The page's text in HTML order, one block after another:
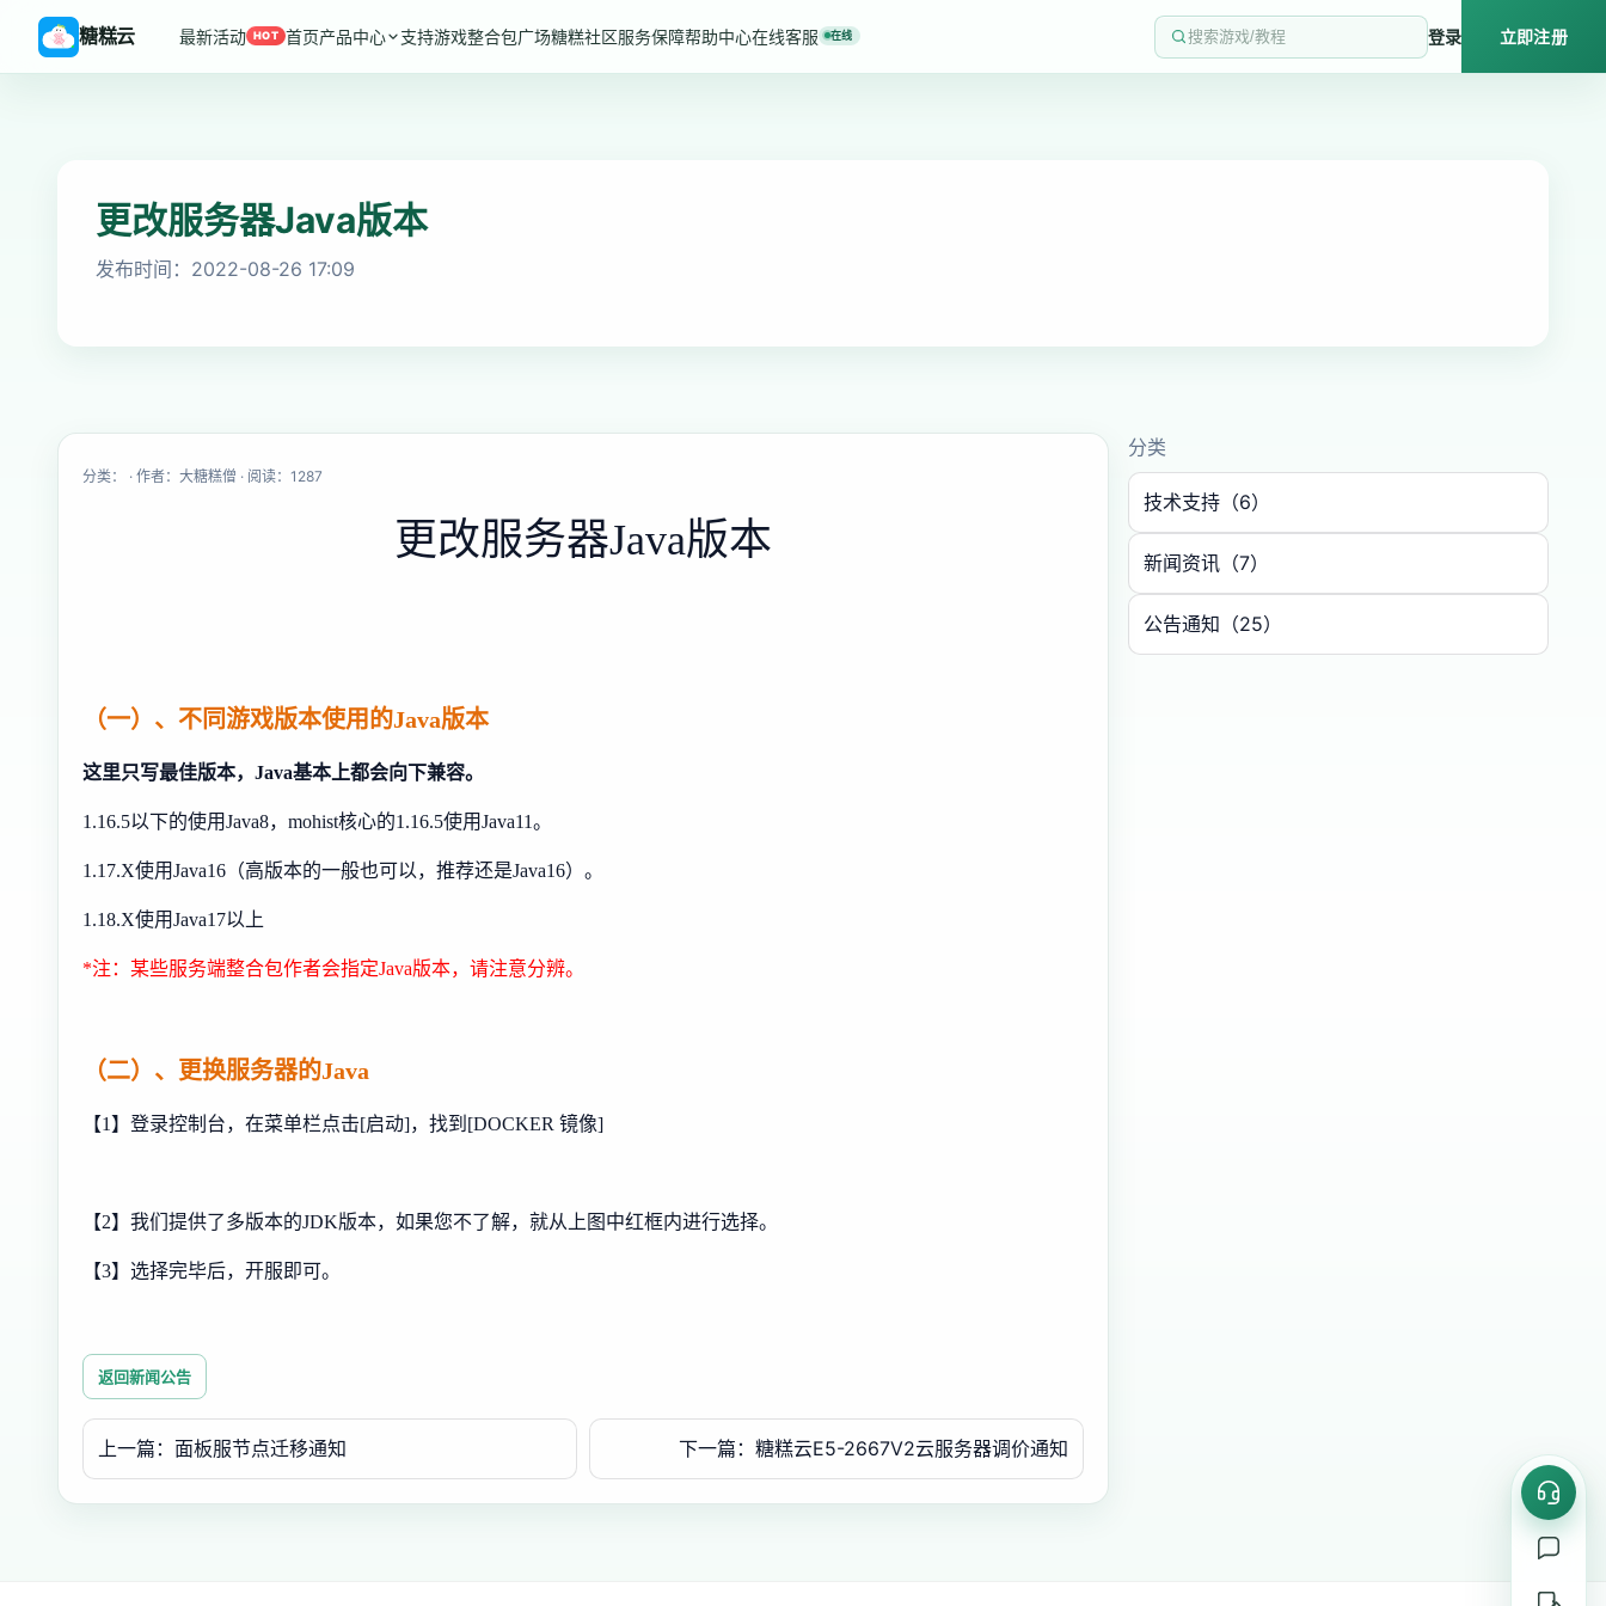
糖糕云 最新活动 HOT 首页产品中心 支持游戏整合包广场糖糕社区服务保障帮助中心在线客服 在线 搜索游戏/教程 登录 立即注册
更改服务器Java版本
发布时间：2022-08-26 17:09
分类： · 作者：大糖糕僧 · 阅读：1287
更改服务器Java版本
（一）、不同游戏版本使用的Java版本
这里只写最佳版本，Java基本上都会向下兼容。
1.16.5以下的使用Java8，mohist核心的1.16.5使用Java11。
1.17.X使用Java16（高版本的一般也可以，推荐还是Java16）。
1.18.X使用Java17以上
*注：某些服务端整合包作者会指定Java版本，请注意分辨。
（二）、更换服务器的Java
【1】登录控制台，在菜单栏点击[启动]，找到[DOCKER 镜像]
【2】我们提供了多版本的JDK版本，如果您不了解，就从上图中红框内进行选择。
【3】选择完毕后，开服即可。
返回新闻公告
上一篇：面板服节点迁移通知 下一篇：糖糕云E5-2667V2云服务器调价通知
分类
技术支持（6）
新闻资讯（7）
公告通知（25）